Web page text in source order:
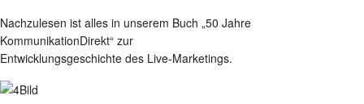
Nachzulesen ist alles in unserem Buch „50 Jahre
KommunikationDirekt“ zur
Entwicklungsgeschichte des Live-Marketings.